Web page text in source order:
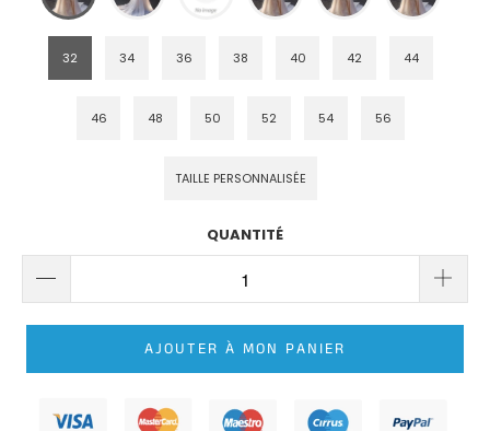
ROBE
DE
MARIÉE
LONGUE
BUSTIER
32 34 36 38 40 42 44
46 48 50 52 54 56
TAILLE PERSONNALISÉE
QUANTITÉ
AJOUTER À MON PANIER